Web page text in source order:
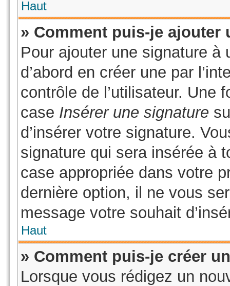
Haut
» Comment puis-je ajouter
Pour ajouter une signature
d’abord en créer une par
contrôle de l’utilisateur. Une
case Insérer une signature
d’insérer votre signature.
signature qui sera insérée à
case appropriée dans votre
dernière option, il ne vous
message votre souhait
Haut
» Comment puis-je créer
Lorsque vous rédigez un